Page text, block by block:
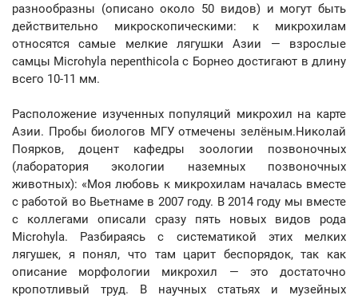
разнообразны (описано около 50 видов) и могут быть
действительно микроскопическими: к микрохилам
относятся самые мелкие лягушки Азии — взрослые
самцы Microhyla nepenthicola с Борнео достигают в длину
всего 10-11 мм.
Расположение изученных популяций микрохил на карте
Азии. Пробы биологов МГУ отмечены зелёным.Николай
Поярков, доцент кафедры зоологии позвоночных
(лаборатория экологии наземных позвоночных
животных): «Моя любовь к микрохилам началась вместе
с работой во Вьетнаме в 2007 году. В 2014 году мы вместе
с коллегами описали сразу пять новых видов рода
Microhyla. Разбираясь с систематикой этих мелких
лягушек, я понял, что там царит беспорядок, так как
описание морфологии микрохил — это достаточно
кропотливый труд. В научных статьях и музейных